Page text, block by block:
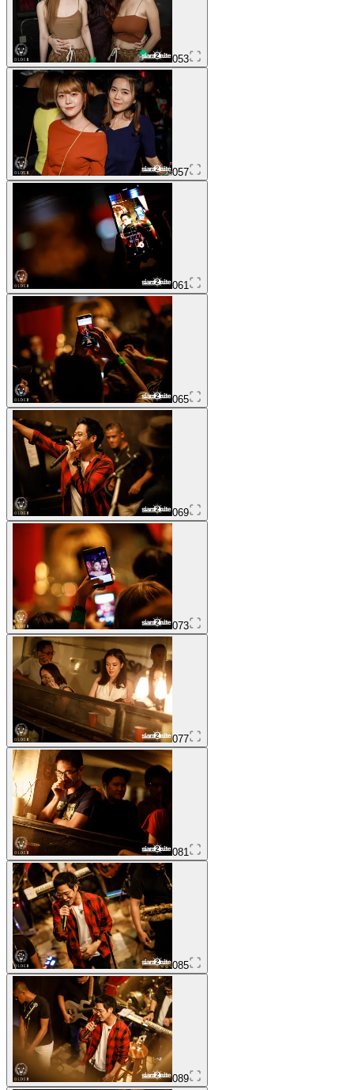
053
057
061
065
069
073
077
081
085
089